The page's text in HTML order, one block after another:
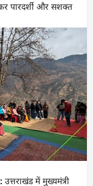
पारदर्शी और सशक्त
उत्तराखंड में मुख्यमंत्री